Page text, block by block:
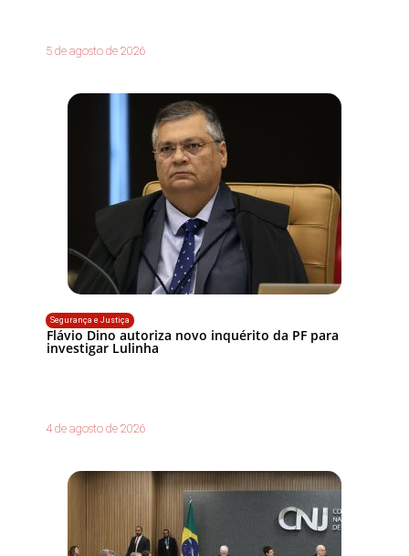
5 de agosto de 2026
Segurança e Justiça
Flávio Dino autoriza novo inquérito da PF para
investigar Lulinha
4 de agosto de 2026